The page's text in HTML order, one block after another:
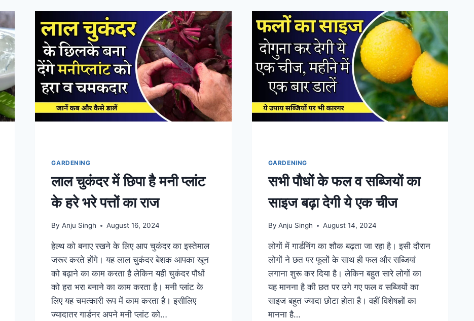
ऑलस्पाइस
प्लांट,
एक
पौधे
में
सभी
मसालों
का
फ्लेवर
में
आएंगे
फूल
GARDENING
लाल चुकंदर में छिपा है मनी प्लांट
के हरे भरे पत्तों का राज
By Anju Singh August 16, 2024
हेल्थ को बनाए रखने के लिए आप चुकंदर का इस्तेमाल
जरूर करते होंगे। यह लाल चुकंदर बेशक आपका खून
को बढ़ाने का काम करता है लेकिन यही चुकंदर पौधों
को हरा भरा बनाने का काम करता है। मनी प्लांट के
लिए यह चमत्कारी रूप में काम करता है। इसीलिए
ज्यादातर गार्डनर अपने मनी प्लांट को…
GARDENING
सभी पौधों के फल व सब्जियों का
साइज बढ़ा देगी ये एक चीज
By Anju Singh August 14, 2024
लोगों में गार्डनिंग का शौक बढ़ता जा रहा है। इसी दौरान
लोगों ने छत पर फूलों के साथ ही फल और सब्जियां
लगाना शुरू कर दिया है। लेकिन बहुत सारे लोगों का
यह मानना है की छत पर उगे गए फल व सब्जियों का
साइज बहुत ज्यादा छोटा होता है। वहीं विशेषज्ञों का
मानना है…